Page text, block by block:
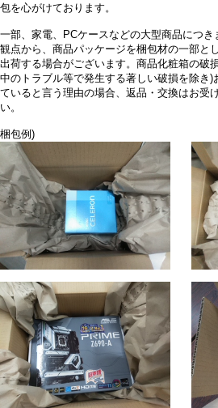
包を心がけております。
一部、家電、PCケースなどの大型商品につき
観点から、商品パッケージを梱包材の一部と
出荷する場合がございます。商品化粧箱の破
中のトラブル等で発生する著しい破損を除き
ていると言う理由の場合、返品・交換はお受
い。
梱包例)